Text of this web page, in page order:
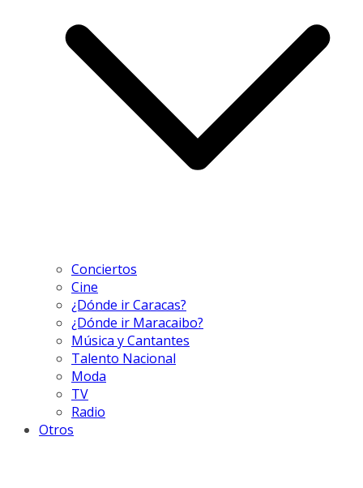
Conciertos
Cine
¿Dónde ir Caracas?
¿Dónde ir Maracaibo?
Música y Cantantes
Talento Nacional
Moda
TV
Radio
Otros